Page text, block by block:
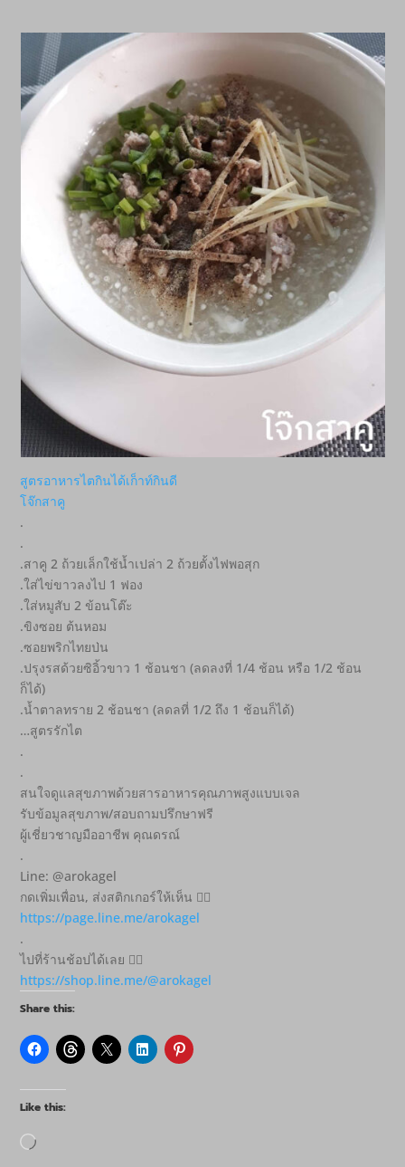
สูตรอาหารไตกินได้เก็าท์กินดี
โจ๊กสาคู
.
.
.สาคู 2 ถ้วยเล็กใช้น้ำเปล่า 2 ถ้วยตั้งไฟพอสุก
.ใส่ไข่ขาวลงไป 1 ฟอง
.ใส่หมูสับ 2 ข้อนโต๊ะ
.ขิงซอย ต้นหอม
.ซอยพริกไทยป่น
.ปรุงรสด้วยซิอิ้วขาว 1 ช้อนชา (ลดลงที่ 1/4 ช้อน หรือ 1/2 ช้อน
ก็ได้)
.น้ำตาลทราย 2 ช้อนชา (ลดลที่ 1/2 ถึง 1 ช้อนก็ได้)
…สูตรรักไต
.
.
สนใจดูแลสุขภาพด้วยสารอาหารคุณภาพสูงแบบเจล
รับข้อมูลสุขภาพ/สอบถามปรึกษาฟรี
ผู้เชี่ยวชาญมืออาชีพ คุณดรณ์
.
Line: @arokagel
กดเพิ่มเพื่อน, ส่งสติกเกอร์ให้เห็น 👇🏻
https://page.line.me/arokagel
.
ไปที่ร้านช้อปได้เลย 👇🏻
https://shop.line.me/@arokagel
Share this:
Like this:
Loading…